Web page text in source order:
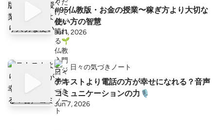
#95仏教版・お金の授業〜稼ぎ方より大切な
使い方の智慧
Jul 1, 2026
日々の気づきノート
テキストより電話の方が幸せになれる？音声
コミュニケーションの力🎙️
Jun 7, 2026